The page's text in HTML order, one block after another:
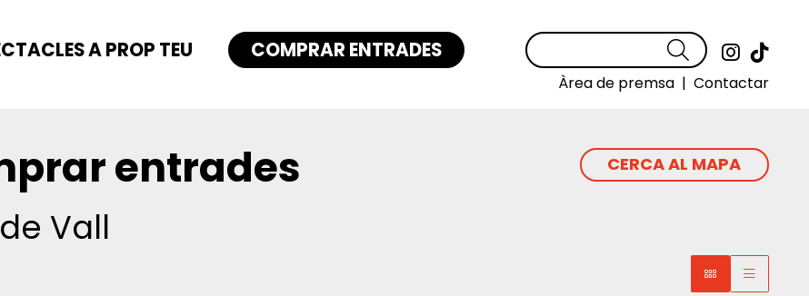
Link a
Cercar
Àrea de premsa | Contactar
A PROP TEU COMPRAR ENTRADES
entrades CERCA AL MAPA
Vall